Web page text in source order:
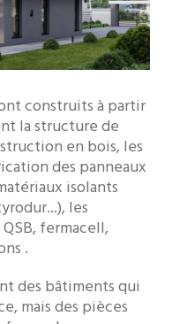
construits à partir
la structure de
en bois, les
des panneaux
isolants
les
fermacell,
.
des bâtiments qui
mais des pièces